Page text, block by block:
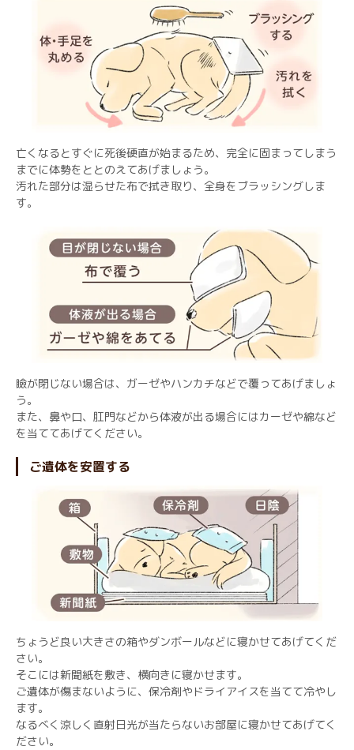
亡くなるとすぐに死後硬直が始まるため、完全に固まってしまう
までに体勢をととのえてあげましょう。
汚れた部分は湿らせた布で拭き取り、全身をブラッシングしま
す。
瞼が閉じない場合は、ガーゼやハンカチなどで覆ってあげましょ
う。
また、鼻や口、肛門などから体液が出る場合にはカーゼや綿など
を当ててあげてください。
ご遺体を安置する
ちょうど良い大きさの箱やダンボールなどに寝かせてあげてくだ
さい。
そこには新聞紙を敷き、横向きに寝かせます。
ご遺体が傷まないように、保冷剤やドライアイスを当てて冷やし
ます。
なるべく涼しく直射日光が当たらないお部屋に寝かせてあげてく
ださい。